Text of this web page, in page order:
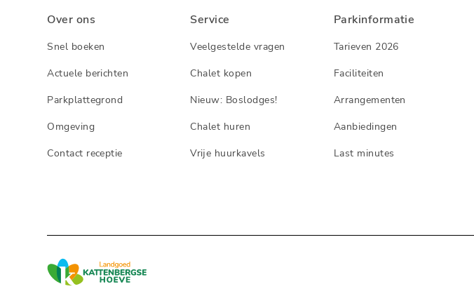
Over ons
Snel boeken
Actuele berichten
Parkplattegrond
Omgeving
Contact receptie
Service
Veelgestelde vragen
Chalet kopen
Nieuw: Boslodges!
Chalet huren
Vrije huurkavels
Parkinformatie
Tarieven 2026
Faciliteiten
Arrangementen
Aanbiedingen
Last minutes